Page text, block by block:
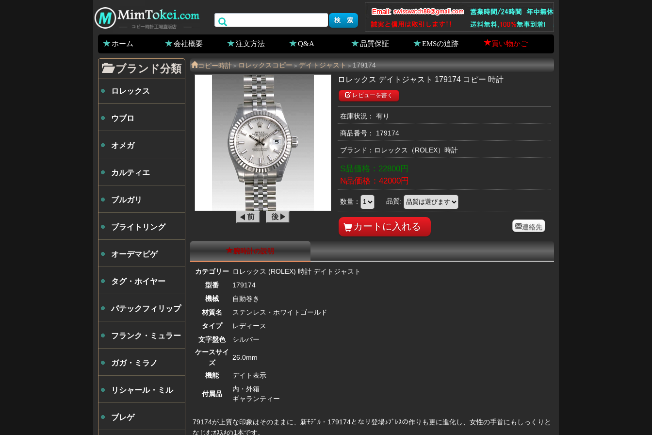
ホーム 会社概要 注文方法 Q&A 品質保証 EMSの追跡 買い物かご
コピー時計 > ロレックスコピー > デイトジャスト > 179174
ロレックス デイトジャスト 179174 コピー 時計
レビューを書く
在庫状況： 有り
商品番号： 179174
ブランド： ロレックス （ROLEX）時計
S品価格： 22800円
N品価格： 42000円
数量： 品質:
連絡先
腕時計の説明
カテゴリー ロレックス (ROLEX) 時計 デイトジャスト
型番
179174
機械
自動巻き
材質名
ステンレス・ホワイトゴールド
タイプ
レディース
文字盤色
シルバー
ケースサイ
ズ
26.0mm
機能 デイト表示
付属品
内・外箱
ギャランティー
79174が上質な印象はそのままに、新ﾓﾃﾞﾙ・179174となり登場♪ﾌﾞﾚｽの作りも更に進化し、女性の手首にもしっくりと
なじむｵｽｽﾒの1本です。
ブランド分類
ロレックス
ウブロ
オメガ
カルティエ
ブルガリ
ブライトリング
オーデマピゲ
タグ・ホイヤー
パテックフィリップ
フランク・ミュラー
ガガ・ミラノ
リシャール・ミル
ブレゲ